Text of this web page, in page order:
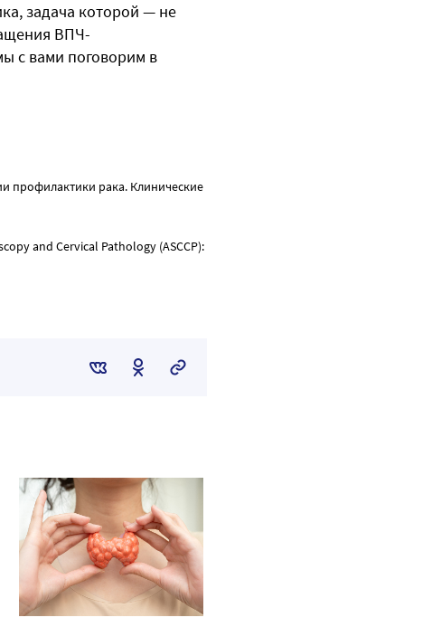
задача которой — не
ВПЧ-
с вами поговорим в
профилактики рака. Клинические
and Cervical Pathology (ASCCP):